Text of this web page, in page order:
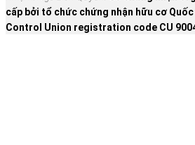
cấp bởi tổ chức chứng nhận hữu cơ
Control Union registration code CU